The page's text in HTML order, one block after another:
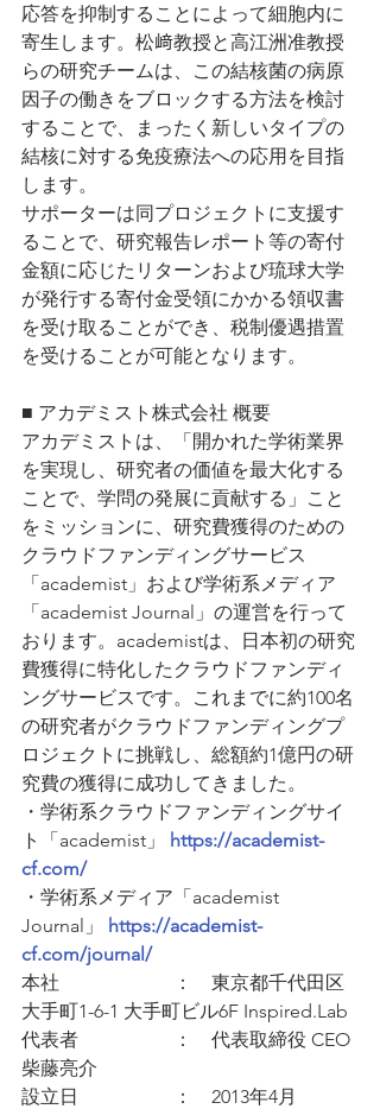
応答を抑制することによって細胞内に
寄生します。松﨑教授と高江洲准教授
らの研究チームは、この結核菌の病原
因子の働きをブロックする方法を検討
することで、まったく新しいタイプの
結核に対する免疫療法への応用を目指
します。
サポーターは同プロジェクトに支援す
ることで、研究報告レポート等の寄付
金額に応じたリターンおよび琉球大学
が発行する寄付金受領にかかる領収書
を受け取ることができ、税制優遇措置
を受けることが可能となります。
■ アカデミスト株式会社 概要
アカデミストは、「開かれた学術業界
を実現し、研究者の価値を最大化する
ことで、学問の発展に貢献する」こと
をミッションに、研究費獲得のための
クラウドファンディングサービス
「academist」および学術系メディア
「academist Journal」の運営を行って
おります。academistは、日本初の研究
費獲得に特化したクラウドファンディ
ングサービスです。これまでに約100名
の研究者がクラウドファンディングプ
ロジェクトに挑戦し、総額約1億円の研
究費の獲得に成功してきました。
・学術系クラウドファンディングサイ
ト「academist」 https://academist-
cf.com/
・学術系メディア「academist
Journal」 https://academist-
cf.com/journal/
本社　　　　　　：　東京都千代田区
大手町1-6-1 大手町ビル6F Inspired.Lab
代表者　　　　　：　代表取締役 CEO
柴藤亮介
設立日　　　　　：　2013年4月